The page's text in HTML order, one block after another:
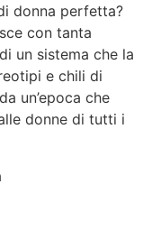
donna perfetta?
con tanta
un sistema che la
e chili di
un’epoca che
donne di tutti i